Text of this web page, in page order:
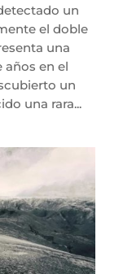
un
el doble
una
años en el
un
una rara...